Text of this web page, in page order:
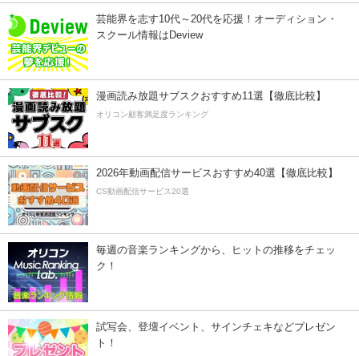
芸能界を志す10代～20代を応援！オーディション・
スクール情報はDeview
漫画読み放題サブスクおすすめ11選【徹底比較】
オリコン顧客満足度ランキング
2026年動画配信サービスおすすめ40選【徹底比較】
CS動画配信サービス20選
毎週の音楽ランキングから、ヒットの推移をチェッ
ク！
試写会、登壇イベント、サインチェキなどプレゼン
ト！